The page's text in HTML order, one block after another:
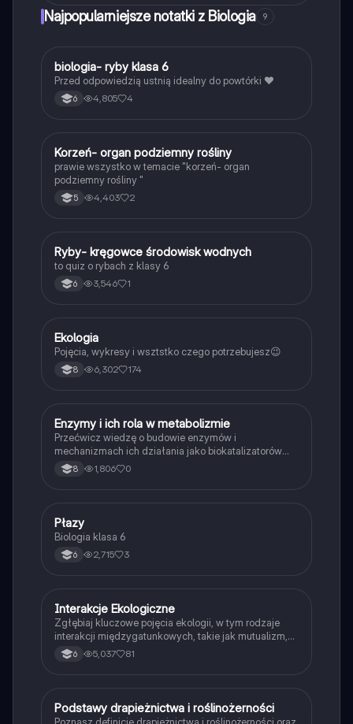
chromosomów, DNA oraz cyklu komórkowego. Typ:
Najpopularniejsze notatki z Biologia 9
BBiologia
biologia- ryby klasa 6
Przed odpowiedzią ustnią idealny do powtórki ❤️
6 4,805 4
KBiologia
Korzeń- organ podziemny rośliny
prawie wszystko w temacie "korzeń- organ
podziemny rośliny "
5 4,403 2
RBiologia
Ryby- kręgowce środowisk wodnych
to quiz o rybach z klasy 6
6 3,546 1
Biologia
Ekologia
Pojęcia, wykresy i wsztstko czego potrzebujesz😉
8 6,302 174
EBiologia
Enzymy i ich rola w metabolizmie
Przećwicz wiedzę o budowie enzymów i
mechanizmach ich działania jako biokatalizatorów
przyspieszających reakcje.
8 1,806 0
PBiologia
Płazy
Biologia klasa 6
6 2,715 3
Biologia
Interakcje Ekologiczne
Zgłębiaj kluczowe pojęcia ekologii, w tym rodzaje
interakcji międzygatunkowych, takie jak mutualizm,
komensalizm, drapieżnictwo i pasożytnictwo.
Dowiedz się o strukturze populacji, ekosystemach
6 5,037 81
PBiologia
Podstawy drapieżnictwa i roślinożerności
Poznasz definicje drapieżnictwa i roślinożerności oraz